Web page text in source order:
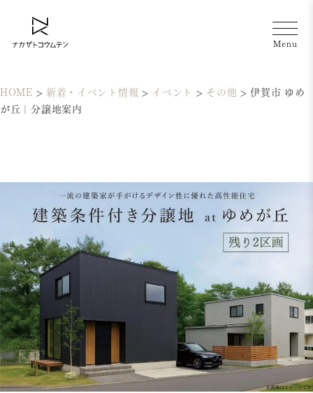
HOME > 新着・イベント情報 > イベント > その他 >伊賀市 ゆめ
が丘｜分譲地案内